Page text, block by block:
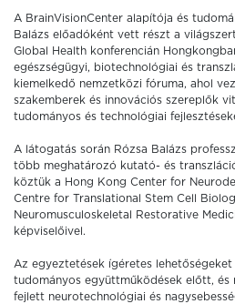
A BrainVisionCenter alapítója és
Balázs előadóként vett részt a
Global Health konferencián
egészségügyi, biotechnológiai és
kiemelkedő nemzetközi fóruma, ahol
szakemberek és innovációs szereplők
tudományos és technológiai
A látogatás során Rózsa Balázs
több meghatározó kutató- és
köztük a Hong Kong Center for
Centre for Translational Stem Cell
Neuromusculoskeletal Restorative
képviselőivel.
Az egyeztetések ígéretes
tudományos együttműködések előtt, és
fejlett neurotechnológiai és